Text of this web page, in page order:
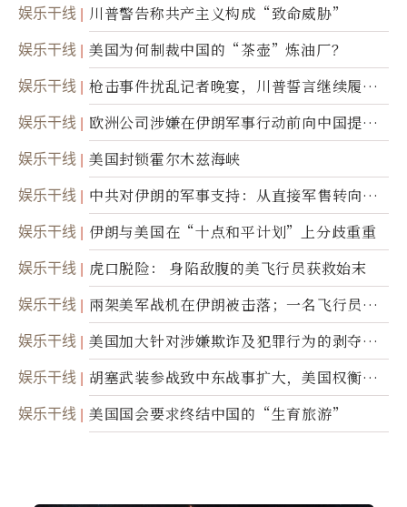
娱乐干线 川普警告称共产主义构成“致命威胁”
娱乐干线 美国为何制裁中国的“茶壶”炼油厂？
娱乐干线
枪击事件扰乱记者晚宴，川普誓言继续履行
职责
娱乐干线
欧洲公司涉嫌在伊朗军事行动前向中国提供
美军基地的卫星图像
娱乐干线 美国封锁霍尔木兹海峡
娱乐干线
中共对伊朗的军事支持：从直接军售转向间
接技术转让
娱乐干线 伊朗与美国在“十点和平计划”上分歧重重
娱乐干线 虎口脱险： 身陷敌腹的美飞行员获救始末
娱乐干线
兩架美军战机在伊朗被击落；一名飞行员失
踪
娱乐干线
美国加大针对涉嫌欺诈及犯罪行为的剥夺公
民权力度
娱乐干线
胡塞武装参战致中东战事扩大，美国权衡地
面入侵的可能性
娱乐干线 美国国会要求终结中国的“生育旅游”